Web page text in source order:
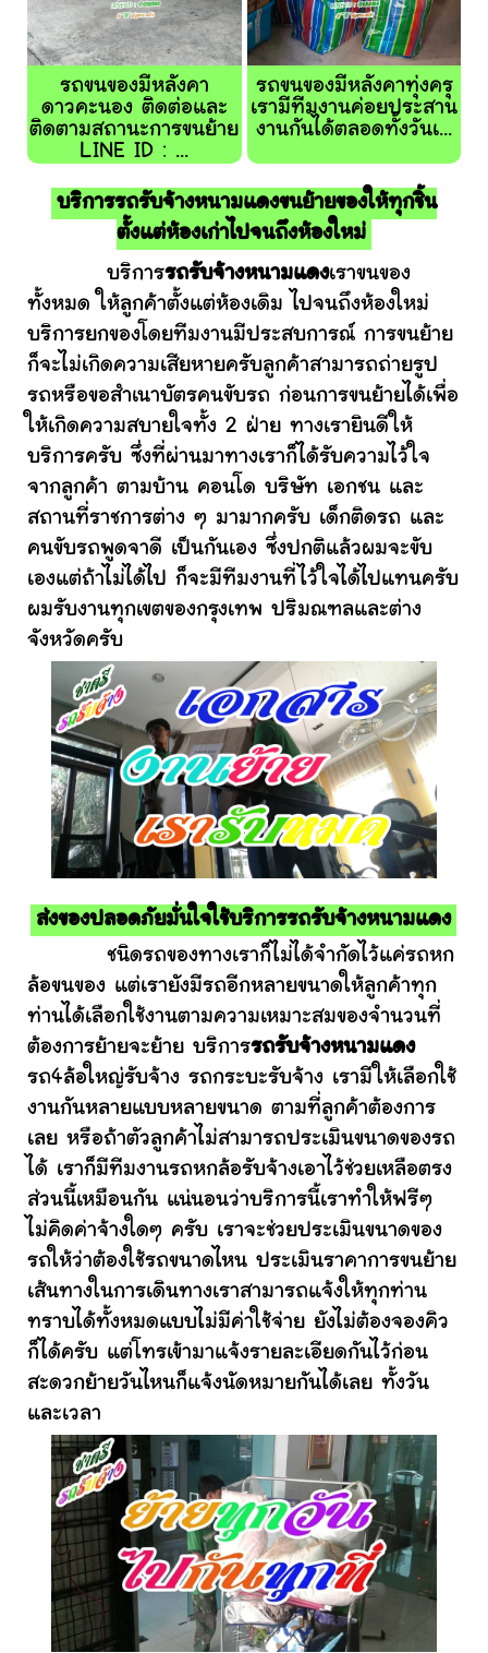
รถขนของมีหลังคา
ดาวคะนอง ติดต่อและ
ติดตามสถานะการขนย้าย
LINE ID : ...
รถขนของมีหลังคาทุ่งครุ
เรามีทีมงานค่อยประสาน
งานกันได้ตลอดทั้งวันเ...
บริการรถรับจ้างหนามแดงขนย้ายของให้ทุกชิ้น
ตั้งแต่ห้องเก่าไปจนถึงห้องใหม่
บริการรถรับจ้างหนามแดงเราขนของ
ทั้งหมด ให้ลูกค้าตั้งแต่ห้องเดิม ไปจนถึงห้องใหม่
บริการยกของโดยทีมงานมีประสบการณ์ การขนย้าย
ก็จะไม่เกิดความเสียหายครับลูกค้าสามารถถ่ายรูป
รถหรือขอสำเนาบัตรคนขับรถ ก่อนการขนย้ายได้เพื่อ
ให้เกิดความสบายใจทั้ง 2 ฝ่าย ทางเรายินดีให้
บริการครับ ซึ่งที่ผ่านมาทางเราก็ได้รับความไว้ใจ
จากลูกค้า ตามบ้าน คอนโด บริษัท เอกชน และ
สถานที่ราชการต่าง ๆ มามากครับ เด็กติดรถ และ
คนขับรถพูดจาดี เป็นกันเอง ซึ่งปกติแล้วผมจะขับ
เองแต่ถ้าไม่ได้ไป ก็จะมีทีมงานที่ไว้ใจได้ไปแทนครับ
ผมรับงานทุกเขตของกรุงเทพ ปริมณฑลและต่าง
จังหวัดครับ
ส่งของปลอดภัยมั่นใจใช้บริการรถรับจ้างหนามแดง
ชนิดรถของทางเราก็ไม่ได้จำกัดไว้แค่รถหก
ล้อขนของ แต่เรายังมีรถอีกหลายขนาดให้ลูกค้าทุก
ท่านได้เลือกใช้งานตามความเหมาะสมของจำนวนที่
ต้องการย้ายจะย้าย บริการรถรับจ้างหนามแดง
รถ4ล้อใหญ่รับจ้าง รถกระบะรับจ้าง เรามีให้เลือกใช้
งานกันหลายแบบหลายขนาด ตามที่ลูกค้าต้องการ
เลย หรือถ้าตัวลูกค้าไม่สามารถประเมินขนาดของรถ
ได้ เราก็มีทีมงานรถหกล้อรับจ้างเอาไว้ช่วยเหลือตรง
ส่วนนี้เหมือนกัน แน่นอนว่าบริการนี้เราทำให้ฟรีๆ
ไม่คิดค่าจ้างใดๆ ครับ เราจะช่วยประเมินขนาดของ
รถให้ว่าต้องใช้รถขนาดไหน ประเมินราคาการขนย้าย
เส้นทางในการเดินทางเราสามารถแจ้งให้ทุกท่าน
ทราบได้ทั้งหมดแบบไม่มีค่าใช้จ่าย ยังไม่ต้องจองคิว
ก็ได้ครับ แต่โทรเข้ามาแจ้งรายละเอียดกันไว้ก่อน
สะดวกย้ายวันไหนก็แจ้งนัดหมายกันได้เลย ทั้งวัน
และเวลา